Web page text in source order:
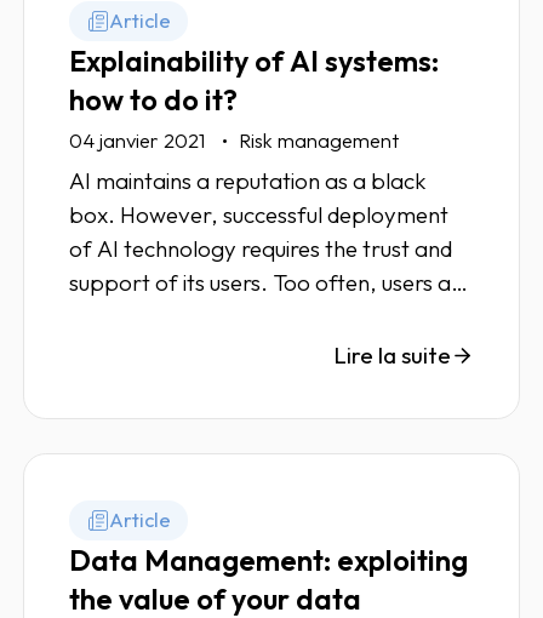
Article
Explainability of AI systems:
how to do it?
04 janvier 2021 Risk management
AI maintains a reputation as a black
box. However, successful deployment
of AI technology requires the trust and
support of its users. Too often, users are
Lire la suite
Article
Data Management: exploiting
the value of your data